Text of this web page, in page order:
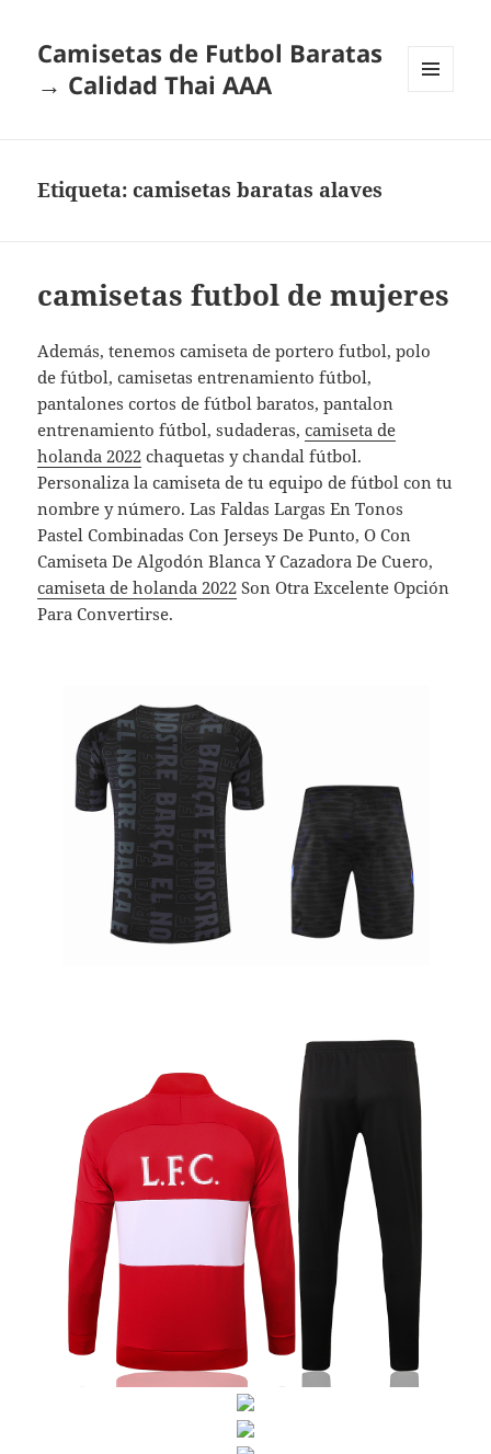
Camisetas de Futbol Baratas
→ Calidad Thai AAA
Etiqueta:camisetas baratas alaves
camisetas futbol de mujeres
Además, tenemos camiseta de portero futbol, polo
de fútbol, camisetas entrenamiento fútbol,
pantalones cortos de fútbol baratos, pantalon
entrenamiento fútbol, sudaderas,camiseta de
holanda 2022 chaquetas y chandal fútbol.
Personaliza la camiseta de tu equipo de fútbol con tu
nombre y número. Las Faldas Largas En Tonos
Pastel Combinadas Con Jerseys De Punto, O Con
Camiseta De Algodón Blanca Y Cazadora De Cuero,
camiseta de holanda 2022 Son Otra Excelente Opción
Para Convertirse.